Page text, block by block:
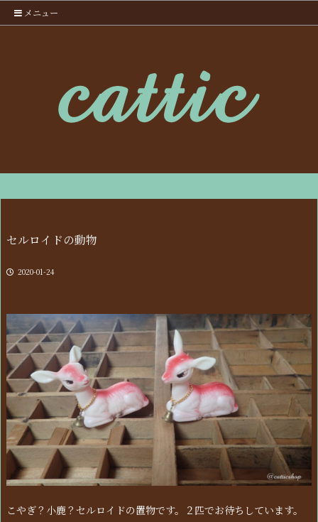
メニュー
セルロイドの動物
2020-01-24
こやぎ？小鹿？セルロイドの置物です。２匹でお待ちしています。